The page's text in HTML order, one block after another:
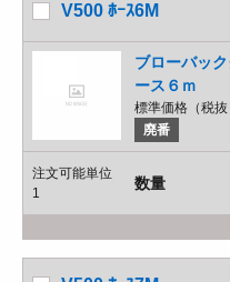
V500 ﾎｰｽ6M
ブローバッ
ース６ｍ
標準価格（税抜
廃番
注文可能単位
1
数量